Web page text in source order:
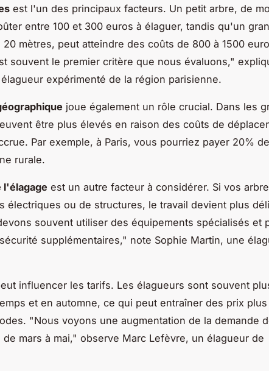
est l'un des principaux facteurs. Un petit arbre, de
entre 100 et 300 euros à élaguer, tandis qu'un
mètres, peut atteindre des coûts de 800 à 1500
souvent le premier critère que nous évaluons,"
expérimenté de la région parisienne.
joue également un rôle crucial. Dans les
être plus élevés en raison des coûts de
Par exemple, à Paris, vous pourriez payer 20%
rurale.
l'élagage est un autre facteur à considérer. Si vos
électriques ou de structures, le travail devient plus
souvent utiliser des équipements spécialisés et
supplémentaires," note Sophie Martin, une
influencer les tarifs. Les élagueurs sont souvent
et en automne, ce qui peut entraîner des prix
"Nous voyons une augmentation de la demande
mars à mai," observe Marc Lefèvre, un élagueur de